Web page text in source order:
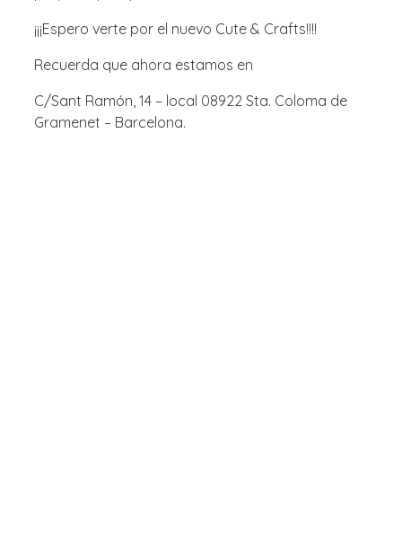
¡¡¡Espero verte por el nuevo Cute & Crafts!!!!
Recuerda que ahora estamos en
C/Sant Ramón, 14 – local 08922 Sta. Coloma de
Gramenet – Barcelona.